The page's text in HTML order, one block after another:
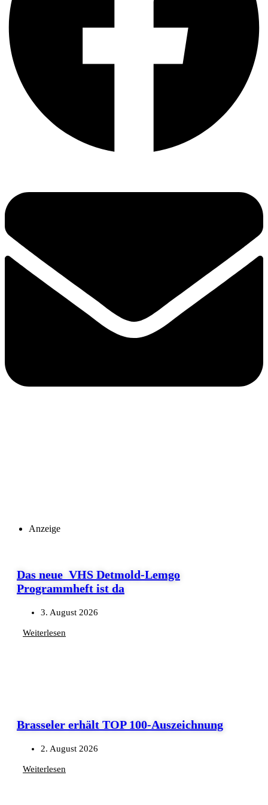
Anzeige
Das neue VHS Detmold-Lemgo
Programmheft ist da
3. August 2026
Weiterlesen
Brasseler erhält TOP 100-Auszeichnung
2. August 2026
Weiterlesen